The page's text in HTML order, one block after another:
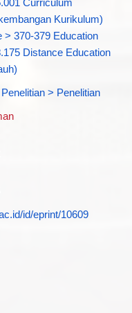
Curriculum
Kurikulum)
> 370-379 Education
Distance Education
> Penelitian
id/eprint/10609